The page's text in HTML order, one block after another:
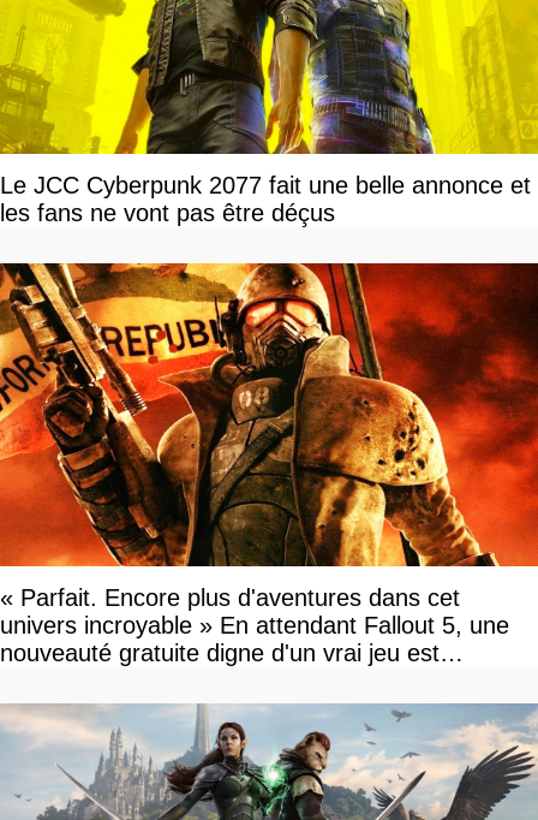
Le JCC Cyberpunk 2077 fait une belle annonce et
les fans ne vont pas être déçus
« Parfait. Encore plus d'aventures dans cet
univers incroyable » En attendant Fallout 5, une
nouveauté gratuite digne d'un vrai jeu est